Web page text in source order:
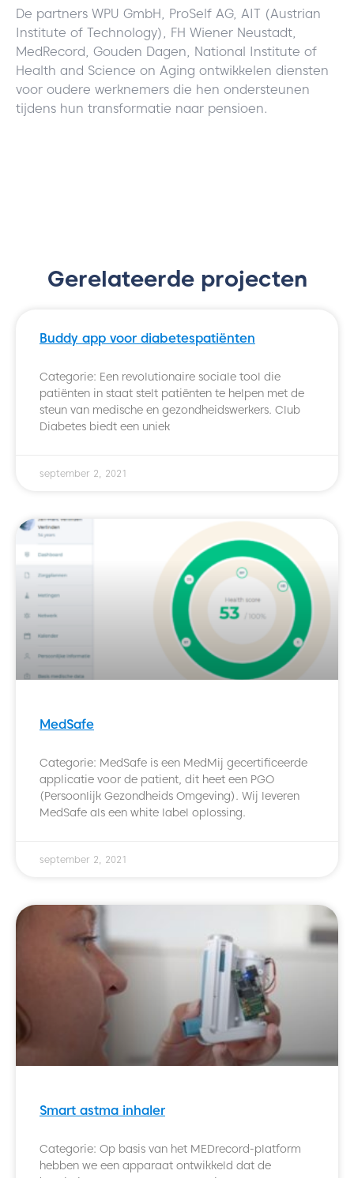
De partners WPU GmbH, ProSelf AG, AIT (Austrian
Institute of Technology), FH Wiener Neustadt,
MedRecord, Gouden Dagen, National Institute of
Health and Science on Aging ontwikkelen diensten
voor oudere werknemers die hen ondersteunen
tijdens hun transformatie naar pensioen.
Gerelateerde projecten
Buddy app voor diabetespatiënten
Categorie: Een revolutionaire sociale tool die
patiënten in staat stelt patiënten te helpen met de
steun van medische en gezondheidswerkers. Club
Diabetes biedt een uniek
september 2, 2021
MedSafe
Categorie: MedSafe is een MedMij gecertificeerde
applicatie voor de patient, dit heet een PGO
(Persoonlijk Gezondheids Omgeving). Wij leveren
MedSafe als een white label oplossing.
september 2, 2021
Smart astma inhaler
Categorie: Op basis van het MEDrecord-platform
hebben we een apparaat ontwikkeld dat de